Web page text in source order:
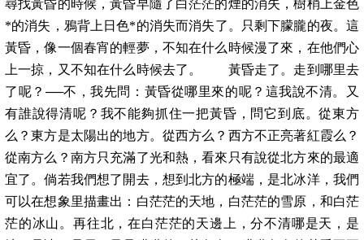
尋找黃昏的時候，黃昏早隨了白茫茫的煙的消失，樹梢上金色
*的消失，鴉背上日色*的消失而消失了。只剩下朦朧的夜。這
黃昏，像一個春宵的輕夢，不知在什么時候漫了來，在他們心
上一掠，又不知在什么時候去了。 黃昏走了。走到哪里去
了呢？──不，我先問：黃昏從哪里來的呢？這我說不清。又
有誰說得清呢？我不能夠抓住一把黃昏，問它到底。從東方
么？東方是太陽出的地方。從西方么？西方不正亮著紅霞么？
從南方么？南方只充滿了光和熱，看來只有說從北方來的最適
宜了。倘若我們想了開去，想到北方的極端，是北冰洋，我們
可以在想象里描畫出：白茫茫的天地，白茫茫的雪原，和白茫
茫的冰山。再往北，在白茫茫的天邊上，分不清哪是天，是